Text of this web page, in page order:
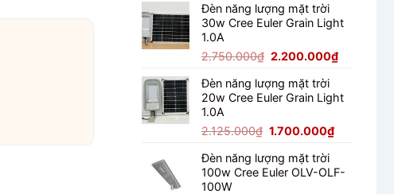
là:
4.487.500₫. là:
Đèn năng lượng mặt trời
30w Cree Euler Grain Light
1.0A
2.750.000₫ Giá
là:
2.750.000₫.
2.200.000₫Giá
là:
Đèn năng lượng mặt trời
20w Cree Euler Grain Light
1.0A
2.125.000₫ Giá
là:
2.125.000₫.
1.700.000₫Giá
là:
Đèn năng lượng mặt trời
100w Cree Euler OLV-OLF-
100W